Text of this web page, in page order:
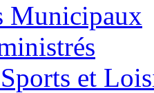
Municipaux
et